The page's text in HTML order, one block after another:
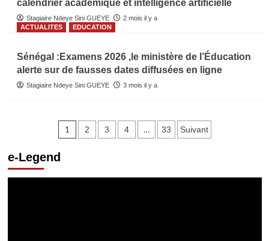
calendrier académique et intelligence artificielle
Stagiaire Ndeye Sini GUEYE
2 mois il y a
ACTUALITES
EDUCATION
Sénégal :Examens 2026 ,le ministère de l’Éducation
alerte sur de fausses dates diffusées en ligne
Stagiaire Ndeye Sini GUEYE 3 mois il y a
Pagination
des
1 2 3 4 … 33 Suivant
e-Legend